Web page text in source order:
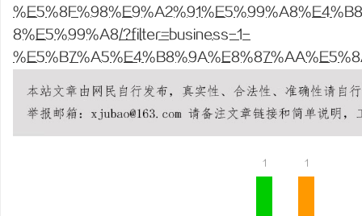
8%E5%99%A8/?filter=business-1-
1 1